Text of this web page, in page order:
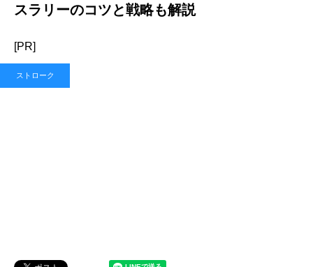
スラリーのコツと戦略も解説
[PR]
ストローク